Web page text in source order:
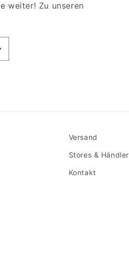
weiter! Zu unseren
Versand
Stores & Händler
Kontakt